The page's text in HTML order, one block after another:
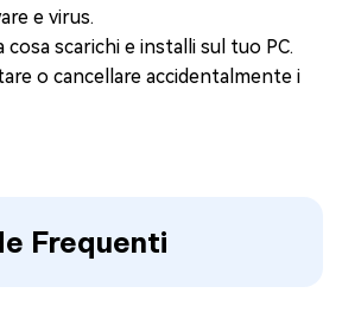
e virus.
cosa scarichi e installi sul tuo PC.
o cancellare accidentalmente i
Frequenti